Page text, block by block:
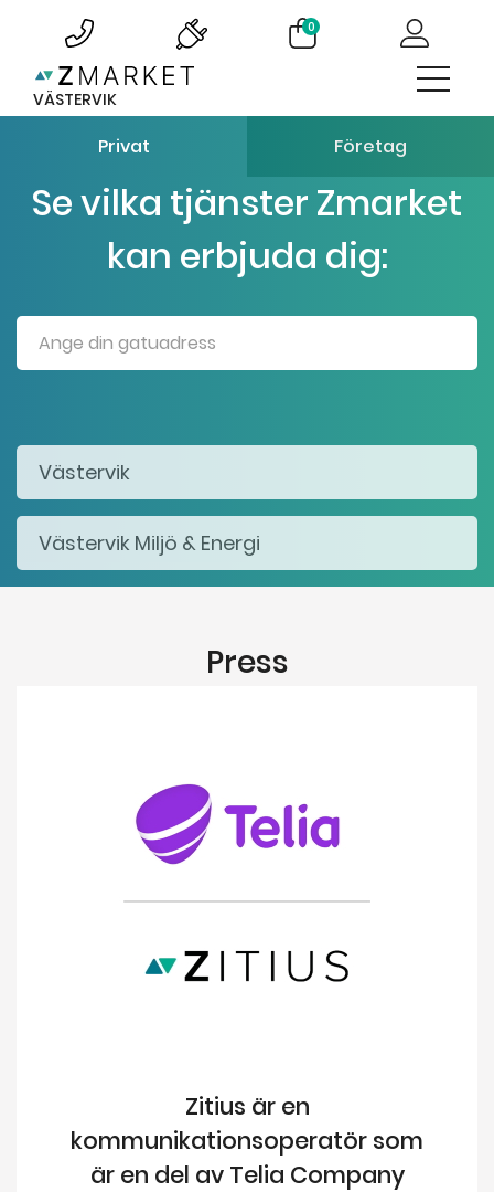
0
VÄSTERVIK
Privat Företag
Se vilka tjänster Zmarket
kan erbjuda dig:
Press
Zitius är en
kommunikationsoperatör som
är en del av Telia Company